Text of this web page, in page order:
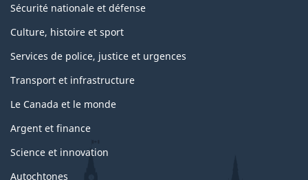
Sécurité nationale et défense
Culture, histoire et sport
Services de police, justice et urgences
Transport et infrastructure
Le Canada et le monde
Argent et finance
Science et innovation
Autochtones